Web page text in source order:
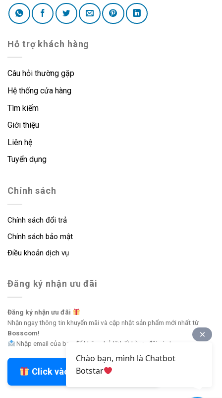
Hỗ trợ khách hàng
Câu hỏi thường gặp
Hệ thống cửa hàng
Tìm kiếm
Giới thiệu
Liên hệ
Tuyển dụng
Chính sách
Chính sách đổi trả
Chính sách bảo mật
Điều khoản dịch vụ
Đăng ký nhận ưu đãi
Đăng ký nhận ưu đãi
Nhận ngay thông tin khuyến mãi và cập nhật sản phẩm mới nhất từ
Bosscom!
Nhập email của bạn để không bỏ lỡ bất kỳ ưu đãi nào!
Click vào đây để nhận ưu đãi
Chào bạn, mình là Chatbot
Botstar